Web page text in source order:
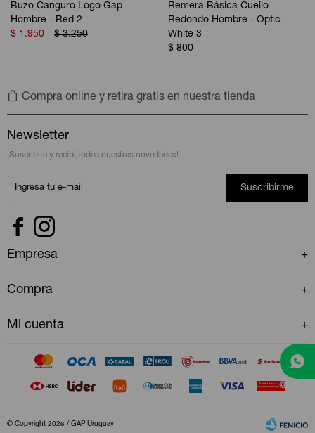
Buzo Canguro Logo Gap
Hombre - Red 2
$ 1.950 $ 3.250
Remera Básica Cuello
Redondo Hombre - Optic
White 3
$ 800
Compra online y retira gratis en nuestra tienda
Newsletter
¡Suscribite y recibí todas nuestras novedades!
Suscribirme
 
Empresa
Compra
Mi cuenta
© Copyright 2026 / GAP Uruguay